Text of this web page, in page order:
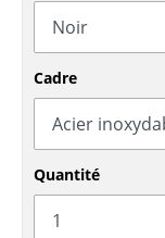
Chaises de
Chaises de
Fauteuils de
Pièces
... voir tous
Cadre
Quantité